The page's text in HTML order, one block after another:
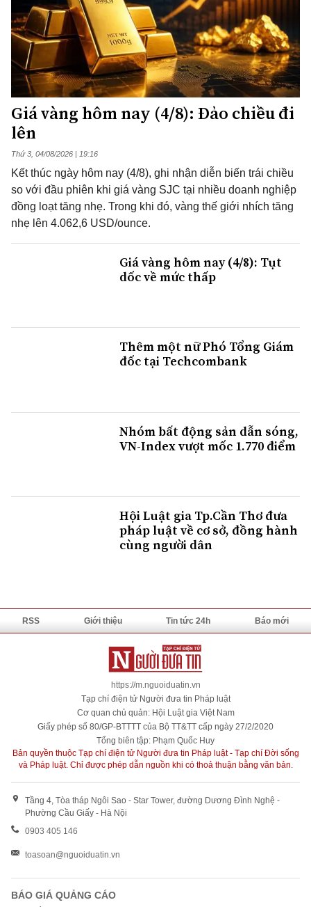
Giá vàng hôm nay (4/8): Đảo chiều đi
lên
Thứ 3, 04/08/2026 | 19:16
Kết thúc ngày hôm nay (4/8), ghi nhận diễn biến trái chiều
so với đầu phiên khi giá vàng SJC tại nhiều doanh nghiệp
đồng loạt tăng nhẹ. Trong khi đó, vàng thế giới nhích tăng
nhẹ lên 4.062,6 USD/ounce.
Giá vàng hôm nay (4/8): Tụt
dốc về mức thấp
Thêm một nữ Phó Tổng Giám
đốc tại Techcombank
Nhóm bất động sản dẫn sóng,
VN-Index vượt mốc 1.770 điểm
Hội Luật gia Tp.Cần Thơ đưa
pháp luật về cơ sở, đồng hành
cùng người dân
RSS Giới thiệu Tin tức 24h Báo mới
https://m.nguoiduatin.vn
Tạp chí điện tử Người đưa tin Pháp luật
Cơ quan chủ quản: Hội Luật gia Việt Nam
Giấy phép số 80/GP-BTTTT của Bộ TT&TT cấp ngày 27/2/2020
Tổng biên tập: Phạm Quốc Huy
Bản quyền thuộc Tạp chí điện tử Người đưa tin Pháp luật - Tạp chí Đời sống
và Pháp luật. Chỉ được phép dẫn nguồn khi có thoả thuận bằng văn bản.
Tầng 4, Tòa tháp Ngôi Sao - Star Tower, đường Dương Đình Nghệ -
Phường Cầu Giấy - Hà Nội
0903 405 146
toasoan@nguoiduatin.vn
BÁO GIÁ QUẢNG CÁO